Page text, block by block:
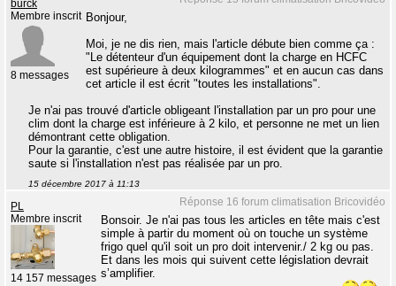
burck
Membre inscrit
8 messages
Bonjour,
Moi, je ne dis rien, mais l'article débute bien comme ça :
"Le détenteur d'un équipement dont la charge en HCFC
est supérieure à deux kilogrammes" et en aucun cas dans
cet article il est écrit "toutes les installations".
Je n'ai pas trouvé d'article obligeant l'installation par un pro pour une
clim dont la charge est inférieure à 2 kilo, et personne ne met un lien
démontrant cette obligation.
Pour la garantie, c'est une autre histoire, il est évident que la garantie
saute si l'installation n'est pas réalisée par un pro.
15 décembre 2017 à 11:13
Réponse 16 forum climatisation Bricovidéo
PL
Membre inscrit
14 157 messages
Bonsoir. Je n'ai pas tous les articles en tête mais c'est
simple à partir du moment où on touche un système
frigo quel qu'il soit un pro doit intervenir./ 2 kg ou pas.
Et dans les mois qui suivent cette législation devrait
s’amplifier.